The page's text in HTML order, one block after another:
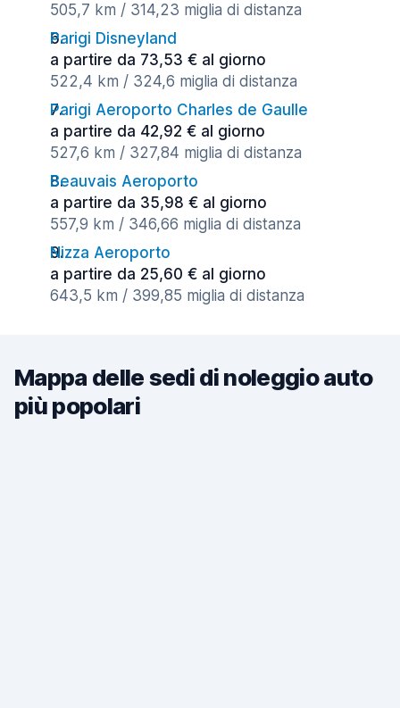
505,7 km / 314,23 miglia di distanza
Parigi Disneyland
a partire da 73,53 € al giorno
522,4 km / 324,6 miglia di distanza
Parigi Aeroporto Charles de Gaulle
a partire da 42,92 € al giorno
527,6 km / 327,84 miglia di distanza
Beauvais Aeroporto
a partire da 35,98 € al giorno
557,9 km / 346,66 miglia di distanza
Nizza Aeroporto
a partire da 25,60 € al giorno
643,5 km / 399,85 miglia di distanza
Mappa delle sedi di noleggio auto
più popolari